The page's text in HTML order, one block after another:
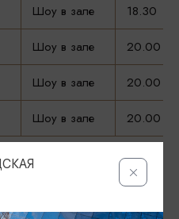
Шоу в зале 18.30
Шоу в зале 20.00
Шоу в зале 20.00
Шоу в зале 20.00